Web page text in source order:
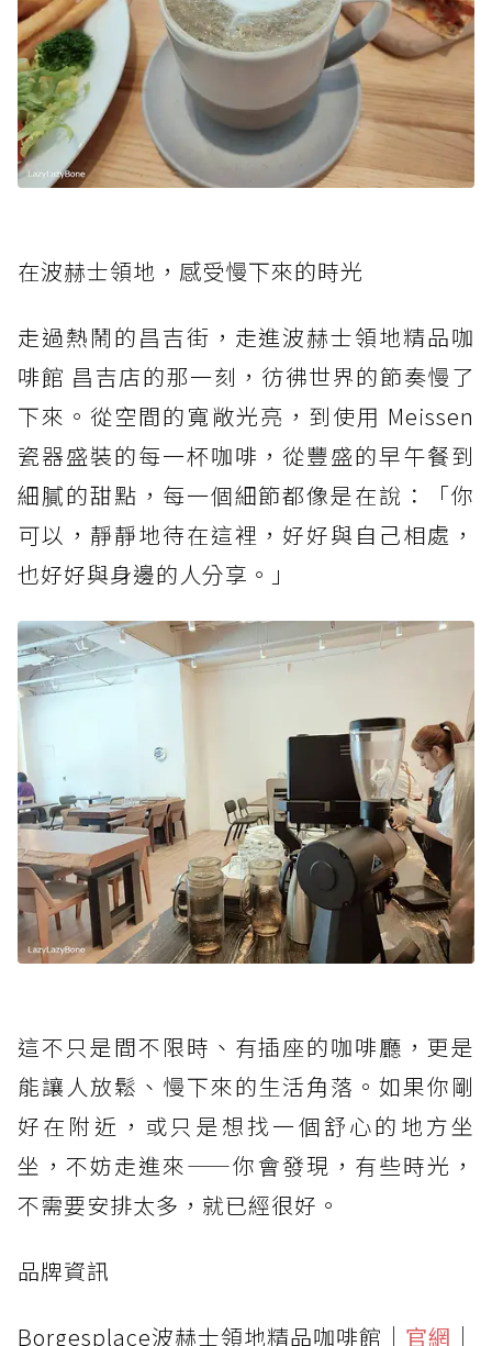
在波赫士領地，感受慢下來的時光
走過熱鬧的昌吉街，走進波赫士領地精品咖
啡館 昌吉店的那一刻，彷彿世界的節奏慢了
下來。從空間的寬敞光亮，到使用 Meissen
瓷器盛裝的每一杯咖啡，從豐盛的早午餐到
細膩的甜點，每一個細節都像是在說：「你
可以，靜靜地待在這裡，好好與自己相處，
也好好與身邊的人分享。」
這不只是間不限時、有插座的咖啡廳，更是
能讓人放鬆、慢下來的生活角落。如果你剛
好在附近，或只是想找一個舒心的地方坐
坐，不妨走進來——你會發現，有些時光，
不需要安排太多，就已經很好。
品牌資訊
Borgesplace波赫士領地精品咖啡館｜ 官網 ｜